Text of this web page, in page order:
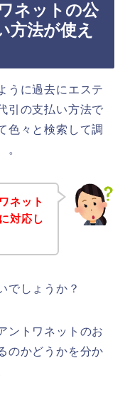
ネットの公
方法が使え
うに過去にエステ
引の支払い方法で
色々と検索して調
。
ネット
対応し
でしょうか？
ントワネットのお
のかどうかを分か